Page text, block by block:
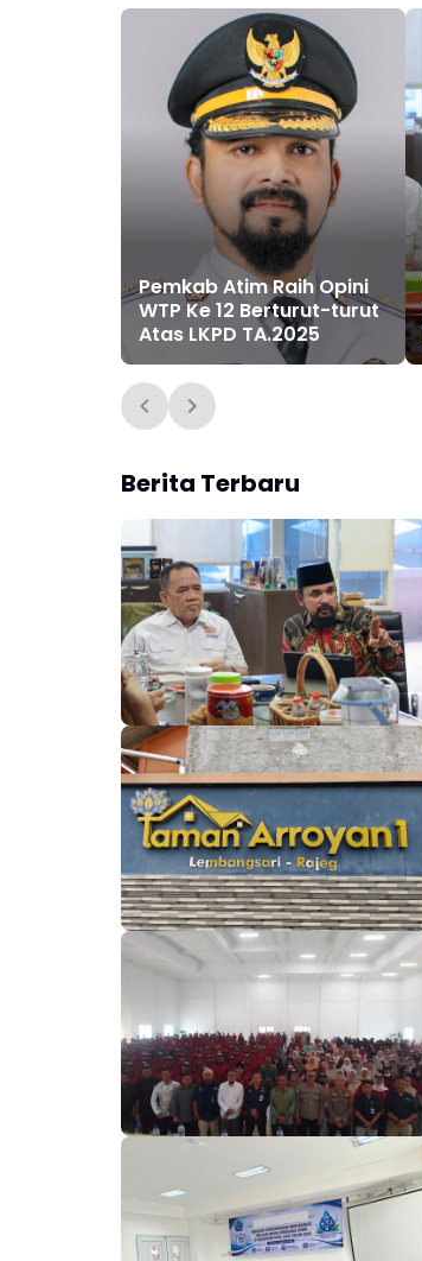
Pemkab Atim Raih Opini
WTP Ke 12 Berturut-turut
Atas LKPD TA.2025
Berita Terbaru